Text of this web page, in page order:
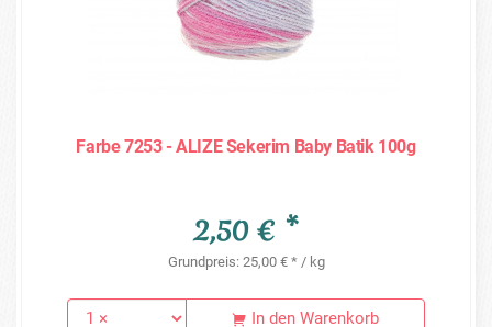
Farbe 7253 - ALIZE Sekerim Baby Batik 100g
2,50 € *
Grundpreis: 25,00 € * / kg
In den Warenkorb